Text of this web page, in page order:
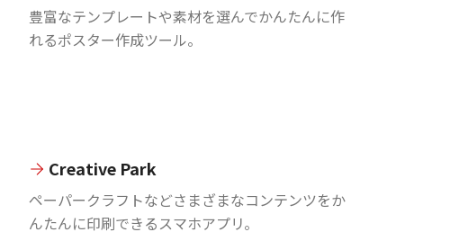
豊富なテンプレートや素材を選んでかんたんに作
れるポスター作成ツール。
Creative Park
ペーパークラフトなどさまざまなコンテンツをか
んたんに印刷できるスマホアプリ。